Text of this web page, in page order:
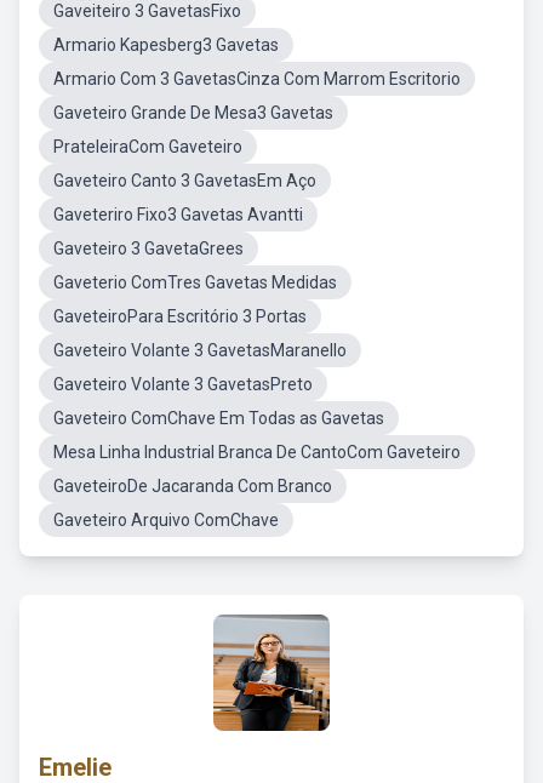
Gaveiteiro 3 GavetasFixo
Armario Kapesberg3 Gavetas
Armario Com 3 GavetasCinza Com Marrom Escritorio
Gaveteiro Grande De Mesa3 Gavetas
PrateleiraCom Gaveteiro
Gaveteiro Canto 3 GavetasEm Aço
Gaveteriro Fixo3 Gavetas Avantti
Gaveteiro 3 GavetaGrees
Gaveterio ComTres Gavetas Medidas
GaveteiroPara Escritório 3 Portas
Gaveteiro Volante 3 GavetasMaranello
Gaveteiro Volante 3 GavetasPreto
Gaveteiro ComChave Em Todas as Gavetas
Mesa Linha Industrial Branca De CantoCom Gaveteiro
GaveteiroDe Jacaranda Com Branco
Gaveteiro Arquivo ComChave
Emelie